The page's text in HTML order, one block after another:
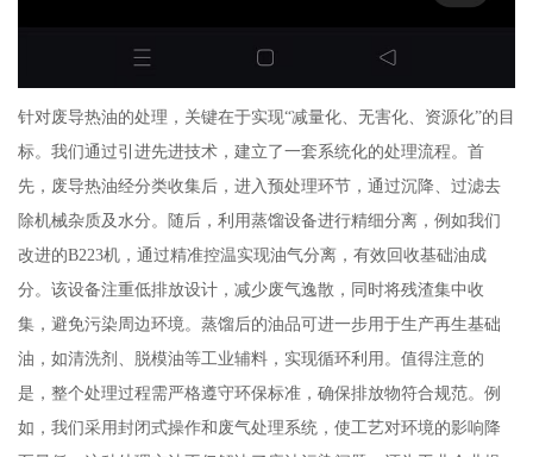
针对废导热油的处理，关键在于实现“减量化、无害化、资源化”的目
标。我们通过引进先进技术，建立了一套系统化的处理流程。首
先，废导热油经分类收集后，进入预处理环节，通过沉降、过滤去
除机械杂质及水分。随后，利用蒸馏设备进行精细分离，例如我们
改进的B223机，通过精准控温实现油气分离，有效回收基础油成
分。该设备注重低排放设计，减少废气逸散，同时将残渣集中收
集，避免污染周边环境。蒸馏后的油品可进一步用于生产再生基础
油，如清洗剂、脱模油等工业辅料，实现循环利用。值得注意的
是，整个处理过程需严格遵守环保标准，确保排放物符合规范。例
如，我们采用封闭式操作和废气处理系统，使工艺对环境的影响降